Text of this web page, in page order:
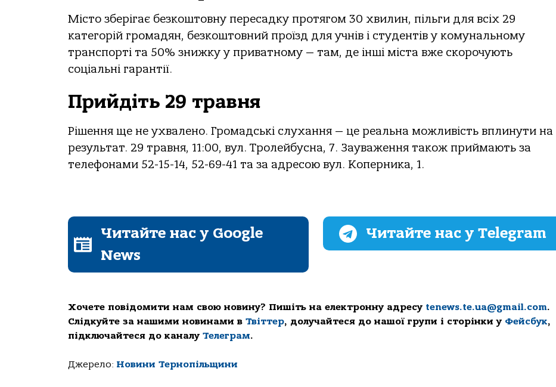
Місто зберігає безкоштовну пересадку протягом 30 хвилин, пільги для всіх 29
категорій громадян, безкоштовний проїзд для учнів і студентів у комунальному
транспорті та 50% знижку у приватному — там, де інші міста вже скорочують
соціальні гарантії.
Прийдіть 29 травня
Рішення ще не ухвалено. Громадські слухання — це реальна можливість вплинути на
результат. 29 травня, 11:00, вул. Тролейбусна, 7. Зауваження також приймають за
телефонами 52-15-14, 52-69-41 та за адресою вул. Коперника, 1.
Читайте нас у Google
News
Читайте нас у Telegram
Хочете повідомити нам свою новину? Пишіть на електронну адресу tenews.te.ua@gmail.com.
Слідкуйте за нашими новинами в Твіттер, долучайтеся до нашої групи і сторінки у Фейсбук,
підключайтеся до каналу Телеграм.
Джерело: Новини Тернопільщини